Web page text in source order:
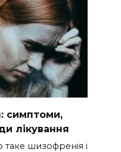
симптоми,
лікування
таке шизофренія і